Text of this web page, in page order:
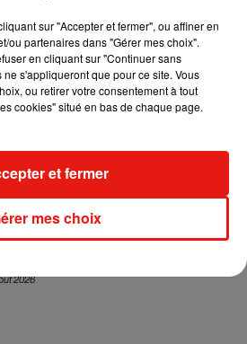
2026
son nouveau clip
2026
sur "Accepter et fermer", ou affiner en
ou partenaires dans "Gérer mes choix".
en cliquant sur "Continuer sans
ne s'appliqueront que pour ce site. Vous
ou retirer votre consentement à tout
cookies" situé en bas de chaque page.
mes choix
et fermer